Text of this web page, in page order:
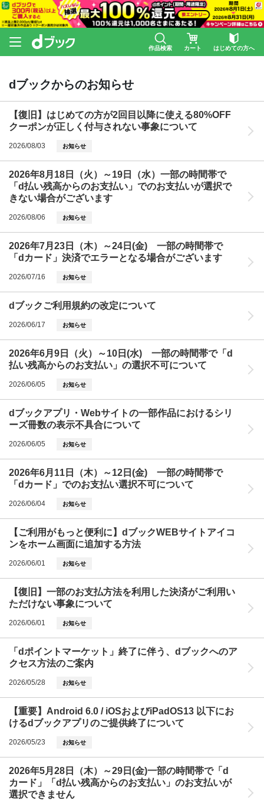
作品検索 カート はじめての方へ
dブックからのお知らせ
【復旧】はじめての方が2回目以降に使える80%OFF
クーポンが正しく付与されない事象について
2026/08/03 お知らせ
2026年8月18日（火）～19日（水）一部の時間帯で
「d払い残高からのお支払い」でのお支払いが選択で
きない場合がございます
2026/08/06 お知らせ
2026年7月23日（木）～24日(金) 一部の時間帯で
「dカード」決済でエラーとなる場合がございます
2026/07/16 お知らせ
dブックご利用規約の改定について
2026/06/17 お知らせ
2026年6月9日（火）～10日(水) 一部の時間帯で「d
払い残高からのお支払い」の選択不可について
2026/06/05 お知らせ
dブックアプリ・Webサイトの一部作品におけるシリ
ーズ冊数の表示不具合について
2026/06/05 お知らせ
2026年6月11日（木）～12日(金) 一部の時間帯で
「dカード」でのお支払い選択不可について
2026/06/04 お知らせ
【ご利用がもっと便利に】dブックWEBサイトアイコ
ンをホーム画面に追加する方法
2026/06/01 お知らせ
【復旧】一部のお支払方法を利用した決済がご利用い
ただけない事象について
2026/06/01 お知らせ
「dポイントマーケット」終了に伴う、dブックへのア
クセス方法のご案内
2026/05/28 お知らせ
【重要】Android 6.0 / iOSおよびiPadOS13 以下にお
けるdブックアプリのご提供終了について
2026/05/23 お知らせ
2026年5月28日（木）～29日(金)一部の時間帯で「d
カード」「d払い残高からのお支払い」のお支払いが
選択できません